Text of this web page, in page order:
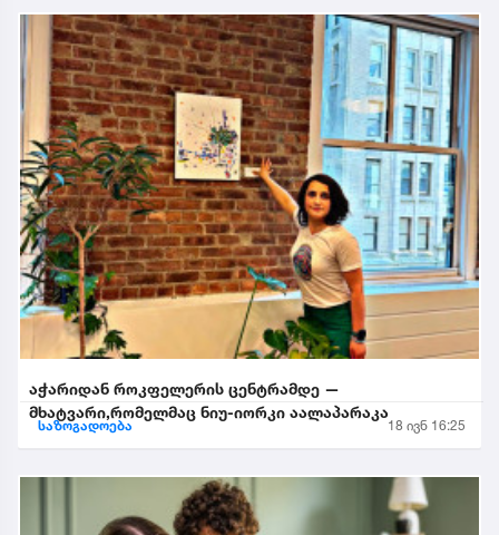
აჭარიდან როკფელერის ცენტრამდე —
მხატვარი,რომელმაც ნიუ-იორკი აალაპარაკა
საზოგადოება 18 ივნ 16:25